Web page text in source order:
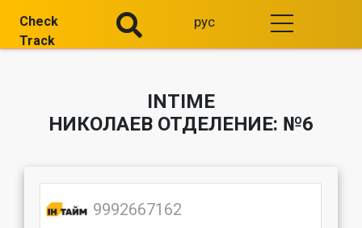
Check
Track
рус
INTIME
НИКОЛАЕВ ОТДЕЛЕНИЕ: №6